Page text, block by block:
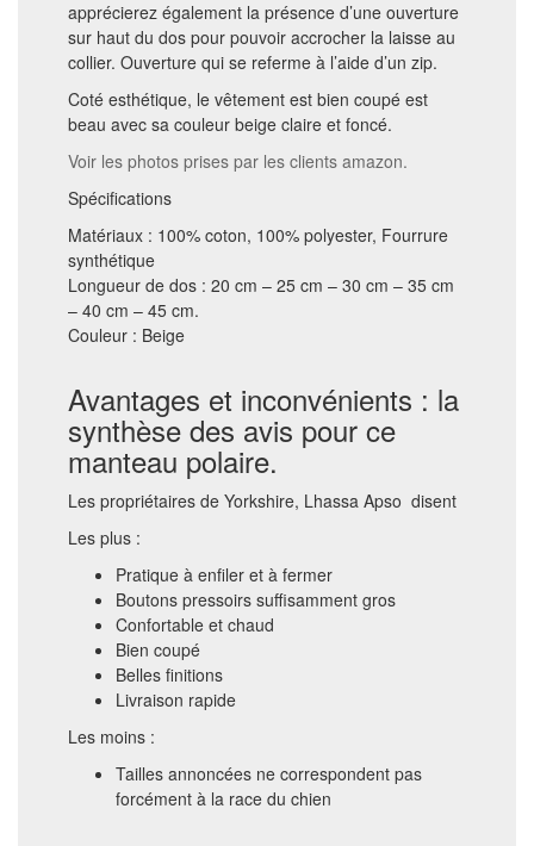
apprécierez également la présence d’une ouverture
sur haut du dos pour pouvoir accrocher la laisse au
collier. Ouverture qui se referme à l’aide d’un zip.
Coté esthétique, le vêtement est bien coupé est
beau avec sa couleur beige claire et foncé.
Voir les photos prises par les clients amazon.
Spécifications
Matériaux : 100% coton, 100% polyester, Fourrure
synthétique
Longueur de dos : 20 cm – 25 cm – 30 cm – 35 cm
– 40 cm – 45 cm.
Couleur : Beige
Avantages et inconvénients : la
synthèse des avis pour ce
manteau polaire.
Les propriétaires de Yorkshire, Lhassa Apso disent
Les plus :
Pratique à enfiler et à fermer
Boutons pressoirs suffisamment gros
Confortable et chaud
Bien coupé
Belles finitions
Livraison rapide
Les moins :
Tailles annoncées ne correspondent pas
forcément à la race du chien